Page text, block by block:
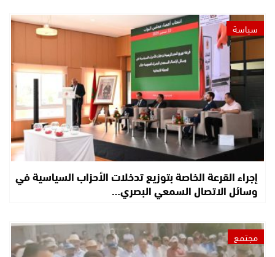
سياسة
إجراء القرعة الخاصة بتوزيع تدخلات الأحزاب السياسية في
وسائل الاتصال السمعي البصري…
مجتمع